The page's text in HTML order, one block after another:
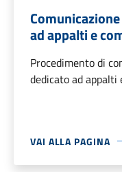
ad appalti e
Procedimento di
dedicato ad appalti
VAI ALLA PAGINA